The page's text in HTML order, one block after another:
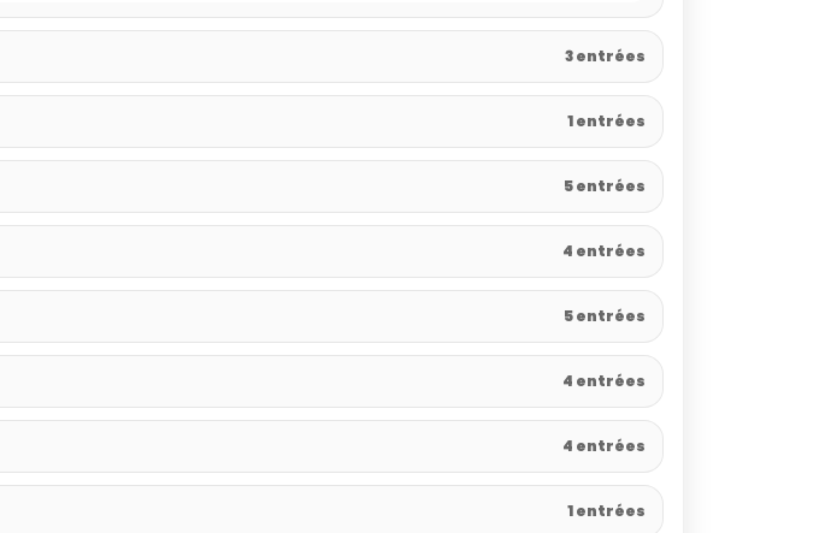
3 entrées
1 entrées
5 entrées
4 entrées
5 entrées
4 entrées
4 entrées
1 entrées